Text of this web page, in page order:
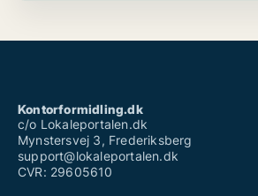
Kontorformidling.dk
c/o Lokaleportalen.dk
Mynstersvej 3, Frederiksberg
support@lokaleportalen.dk
CVR: 29605610